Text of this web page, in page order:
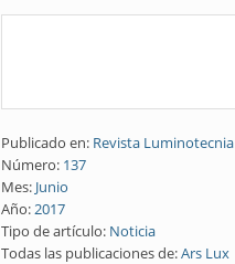
Publicado en: Revista Luminotecnia
Número: 137
Mes: Junio
Año:2017
Tipo de artículo: Noticia
Todas las publicaciones de:Ars Lux